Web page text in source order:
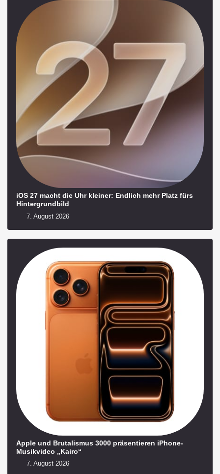
iOS 27 macht die Uhr kleiner: Endlich mehr Platz fürs
Hintergrundbild
7. August 2026
Apple und Brutalismus 3000 präsentieren iPhone-
Musikvideo „Kairo“
7. August 2026